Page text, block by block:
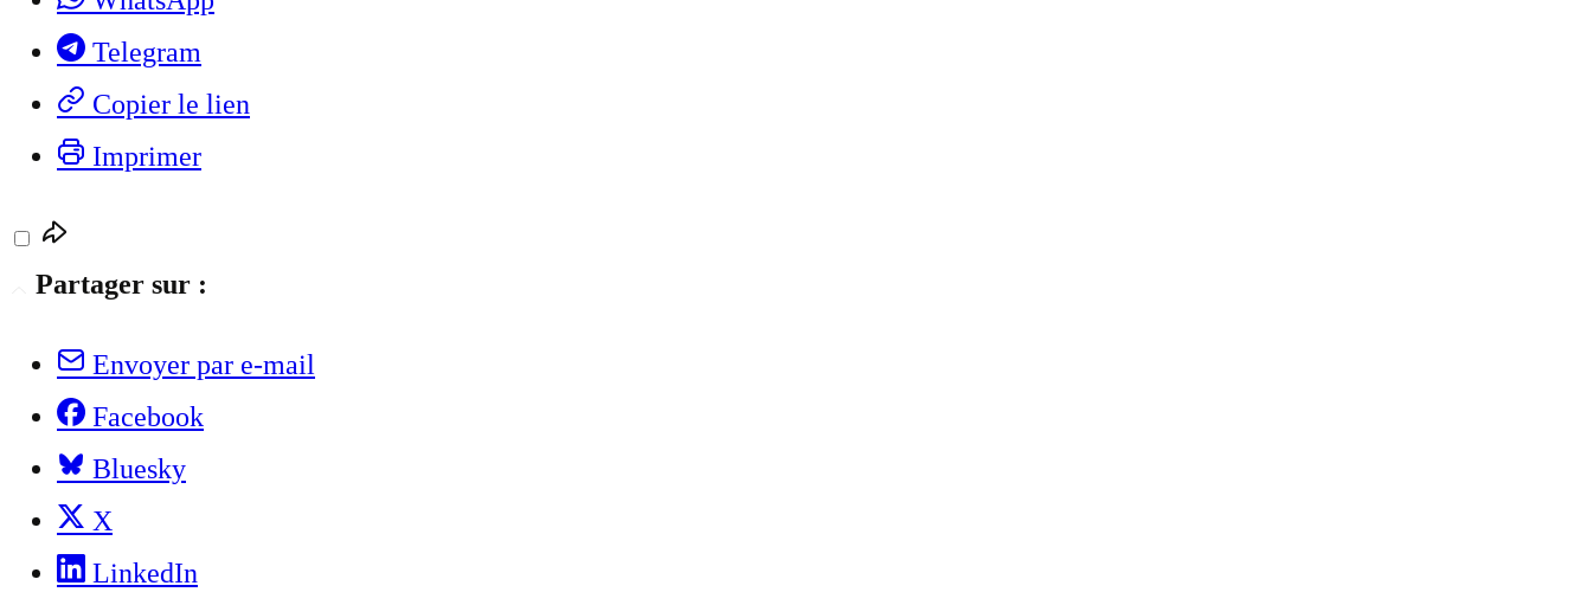
Telegram
Copier le lien
Imprimer
Partager sur :
Envoyer par e-mail
Facebook
Bluesky
X
LinkedIn